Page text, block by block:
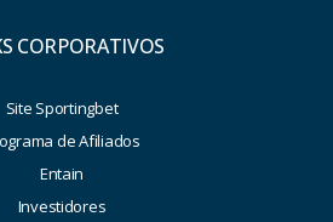
CORPORATIVOS
Site Sportingbet
de Afiliados
Entain
Investidores